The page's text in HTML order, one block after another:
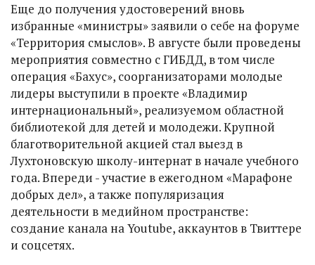
Еще до получения удостоверений вновь
избранные «министры» заявили о себе на форуме
«Территория смыслов». В августе были проведены
мероприятия совместно с ГИБДД, в том числе
операция «Бахус», соорганизаторами молодые
лидеры выступили в проекте «Владимир
интернациональный», реализуемом областной
библиотекой для детей и молодежи. Крупной
благотворительной акцией стал выезд в
Лухтоновскую школу-интернат в начале учебного
года. Впереди - участие в ежегодном «Марафоне
добрых дел», а также популяризация
деятельности в медийном пространстве:
создание канала на Youtube, аккаунтов в Твиттере
и соцсетях.